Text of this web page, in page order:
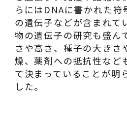
らにはDNAに書かれた符
の遺伝子などが含まれて
物の遺伝子の研究も盛ん
さや高さ、種子の大きさ
燥、薬剤への抵抗性など
て決まっていることが明
した。